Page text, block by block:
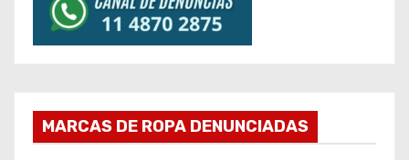
MARCAS DE ROPA DENUNCIADAS